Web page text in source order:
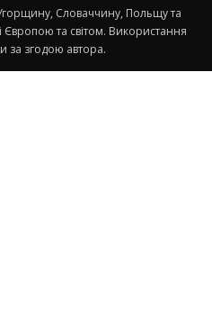
Словаччину, Польщу та
Європою та світом. Використання
за згодою автора.